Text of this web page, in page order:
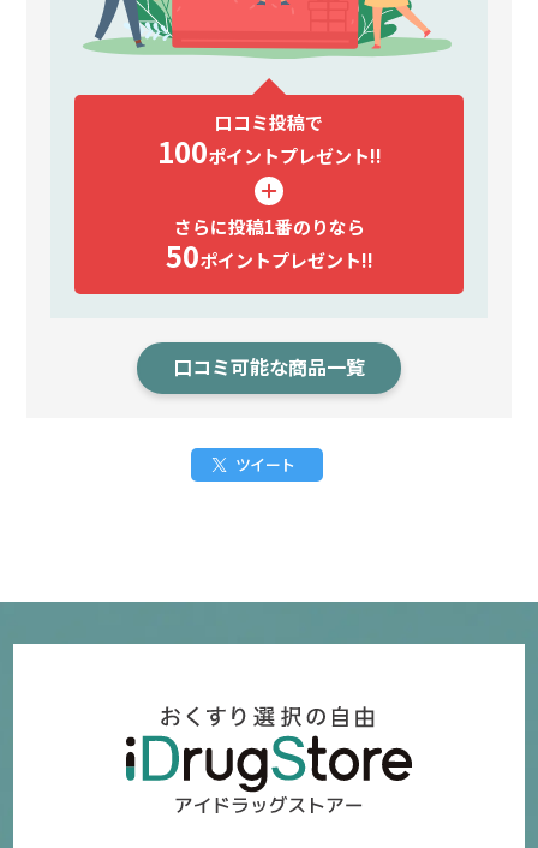
口コミ投稿で
100ポイントプレゼント!!
さらに投稿1番のりなら
50ポイントプレゼント!!
口コミ可能な商品一覧
ツイート